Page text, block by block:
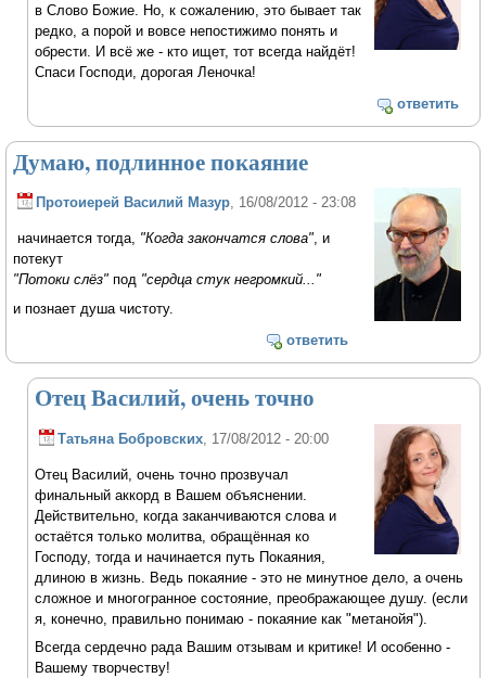
в Слово Божие. Но, к сожалению, это бывает так
редко, а порой и вовсе непостижимо понять и
обрести. И всё же - кто ищет, тот всегда найдёт!
Спаси Господи, дорогая Леночка!
ответить
Думаю, подлинное покаяние
Протоиерей Василий Мазур, 16/08/2012 - 23:08
начинается тогда, "Когда закончатся слова", и
потекут
"Потоки слёз" под "сердца стук негромкий..."
и познает душа чистоту.
ответить
Отец Василий, очень точно
Татьяна Бобровских , 17/08/2012 - 20:00
Отец Василий, очень точно прозвучал
финальный аккорд в Вашем объяснении.
Действительно, когда заканчиваются слова и
остаётся только молитва, обращённая ко
Господу, тогда и начинается путь Покаяния,
длиною в жизнь. Ведь покаяние - это не минутное дело, а очень
сложное и многогранное состояние, преображающее душу. (если
я, конечно, правильно понимаю - покаяние как "метанойя").
Всегда сердечно рада Вашим отзывам и критике! И особенно -
Вашему творчеству!